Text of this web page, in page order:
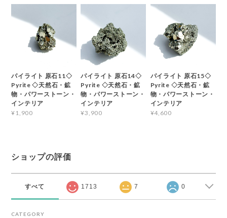
パイライト 原石11◇
Pyrite ◇天然石・鉱
物・パワーストーン・
インテリア
¥1,900
パイライト 原石14◇
Pyrite ◇天然石・鉱
物・パワーストーン・
インテリア
¥3,900
パイライト 原石15◇
Pyrite ◇天然石・鉱
物・パワーストーン・
インテリア
¥4,600
ショップの評価
すべて 1713 7 0
CATEGORY